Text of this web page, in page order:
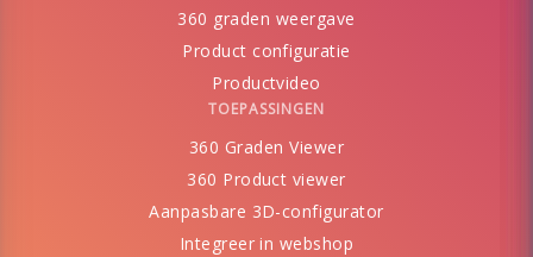
360 graden weergave
Product configuratie
Productvideo
TOEPASSINGEN
360 Graden Viewer
360 Product viewer
Aanpasbare 3D-configurator
Integreer in webshop